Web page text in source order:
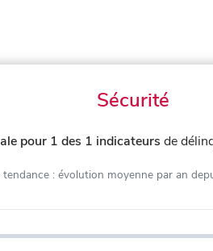
Sécurité
pour 1 des 1 indicateurs de
tendance : évolution moyenne par an